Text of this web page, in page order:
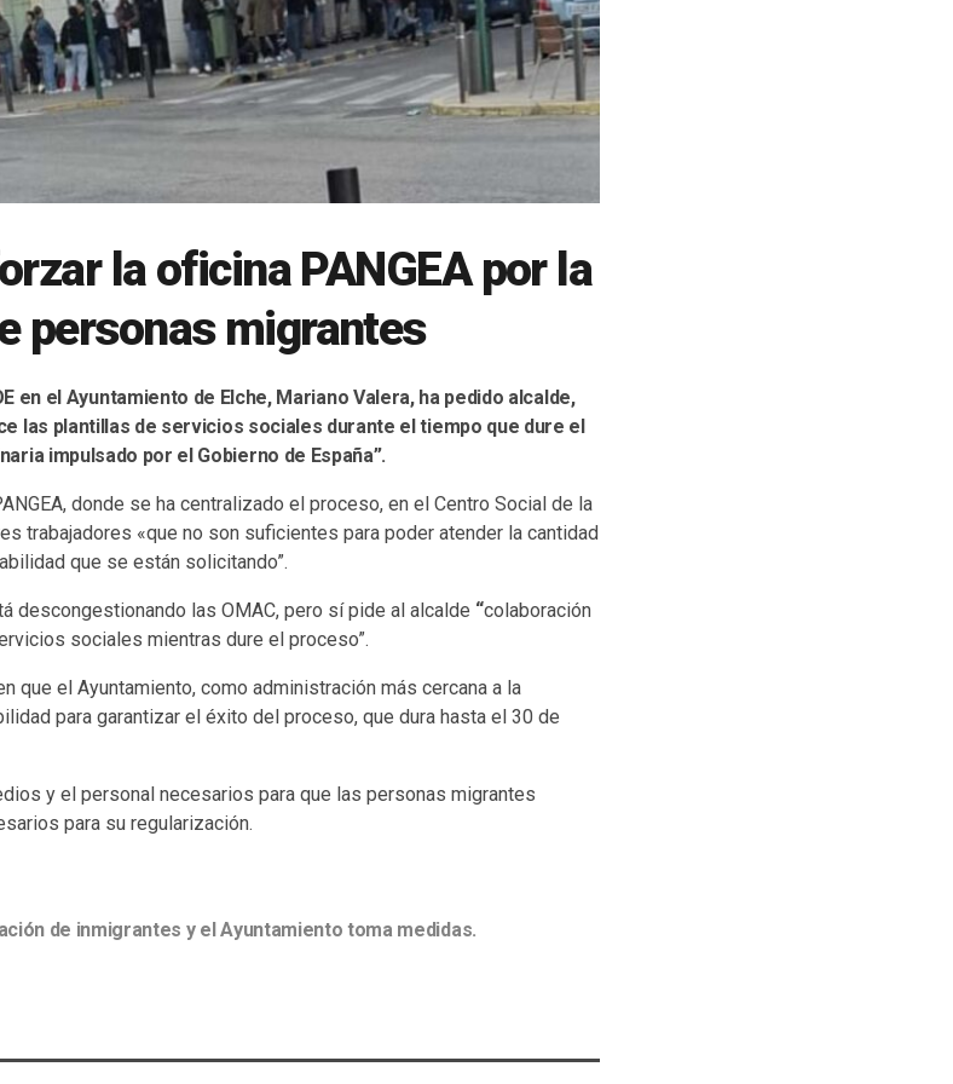
la oficina PANGEA por la
personas migrantes
en el Ayuntamiento de Elche, Mariano Valera, ha pedido alcalde,
las plantillas de servicios sociales durante el tiempo que dure el
impulsado por el Gobierno de España”.
donde se ha centralizado el proceso, en el Centro Social de la
trabajadores «que no son suficientes para poder atender la cantidad
que se están solicitando”.
descongestionando las OMAC, pero sí pide al alcalde “colaboración
sociales mientras dure el proceso”.
que el Ayuntamiento, como administración más cercana a la
para garantizar el éxito del proceso, que dura hasta el 30 de
y el personal necesarios para que las personas migrantes
para su regularización.
de inmigrantes y el Ayuntamiento toma medidas.